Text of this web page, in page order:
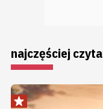
najczęściej